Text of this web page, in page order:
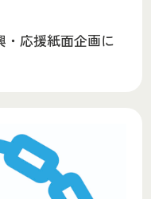
応援紙面企画に